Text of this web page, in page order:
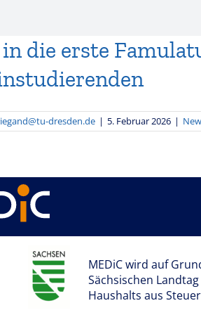
die erste
dresden.de | 5. Februar 2026 |
MEDiC wird auf
Sächsischen
Haushalts aus